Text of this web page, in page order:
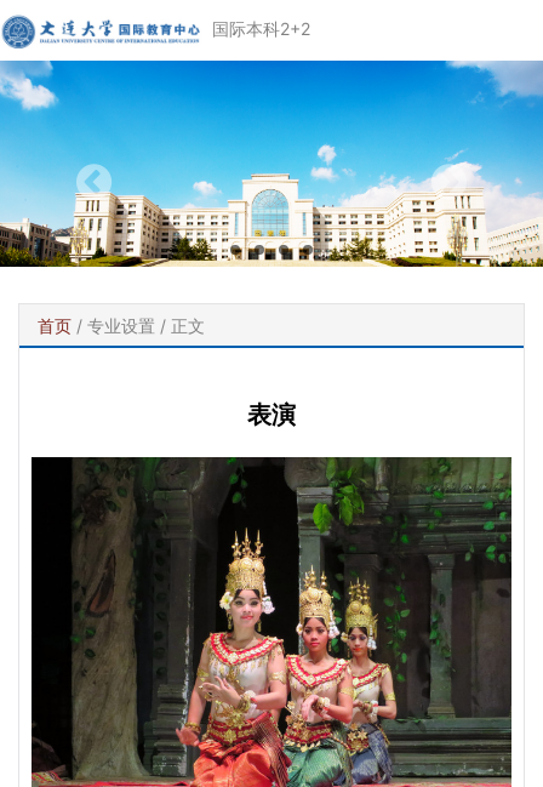
国际本科2+2
首页 / 专业设置 / 正文
表演